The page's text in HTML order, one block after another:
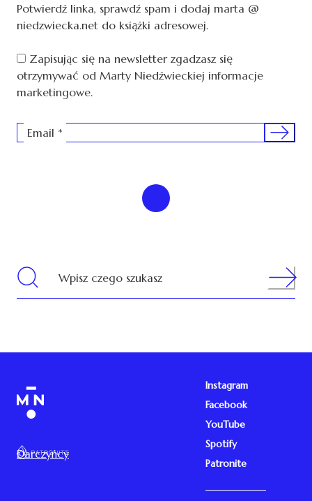
Potwierdź linka, sprawdź spam i dodaj marta @
niedzwiecka.net do książki adresowej.
Zapisując się na newsletter zgadzasz się
otrzymywać od Marty Niedźwieckiej informacje
marketingowe.
Email * Sign
Wpisz czego szukasz Search
Darczyńcy
Instagram
Facebook
YouTube
Spotify
Patronite